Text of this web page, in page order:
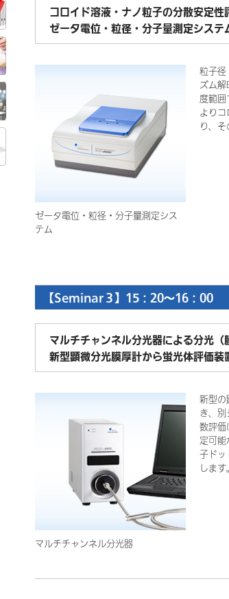
コロイド溶液・ナノ粒子の分散安定
ゼータ電位・粒径・分子量測定シス
ゼータ電位・粒径・分子量測定シス
テム
粒子径
ズム
度範囲
より
り、
【Seminar３】15：20～16：00
マルチチャンネル分光器による分光
新型顕微分光膜厚計から蛍光体評価装
マルチチャンネル分光器
新型の
き、
数評価
定可
子ドッ
します。